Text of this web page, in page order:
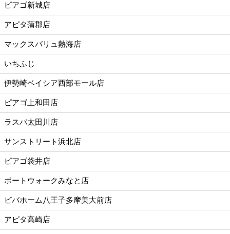
ピアゴ新城店
アピタ蒲郡店
マックスバリュ熱海店
いちふじ
伊勢崎ベイシア西部モール店
ピアゴ上和田店
ラスパ太田川店
サンストリート浜北店
ピアゴ袋井店
ポートウォークみなと店
ビバホーム八王子多摩美大前店
アピタ高崎店